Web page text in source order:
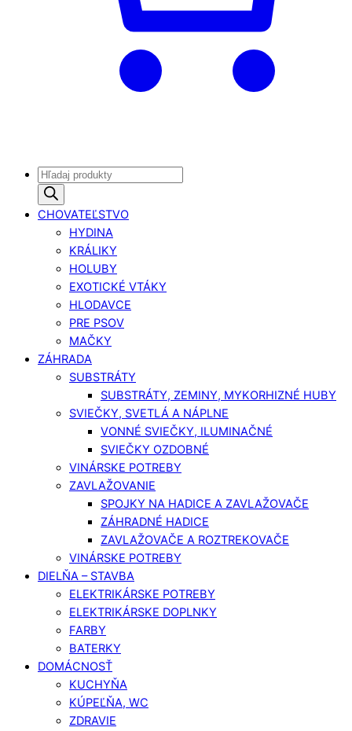
Products
search
CHOVATEĽSTVO
HYDINA
KRÁLIKY
HOLUBY
EXOTICKÉ VTÁKY
HLODAVCE
PRE PSOV
MAČKY
ZÁHRADA
SUBSTRÁTY
SUBSTRÁTY, ZEMINY, MYKORHIZNÉ HUBY
SVIEČKY, SVETLÁ A NÁPLNE
VONNÉ SVIEČKY, ILUMINAČNÉ
SVIEČKY OZDOBNÉ
VINÁRSKE POTREBY
ZAVLAŽOVANIE
SPOJKY NA HADICE A ZAVLAŽOVAČE
ZÁHRADNÉ HADICE
ZAVLAŽOVAČE A ROZTREKOVAČE
VINÁRSKE POTREBY
DIELŇA – STAVBA
ELEKTRIKÁRSKE POTREBY
ELEKTRIKÁRSKE DOPLNKY
FARBY
BATERKY
DOMÁCNOSŤ
KUCHYŇA
KÚPEĽŇA, WC
ZDRAVIE